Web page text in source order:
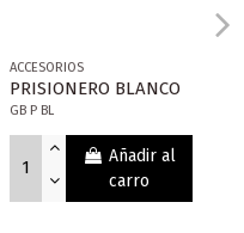
ACCESORIOS
PRISIONERO BLANCO
GB P BL
Añadir al
carro